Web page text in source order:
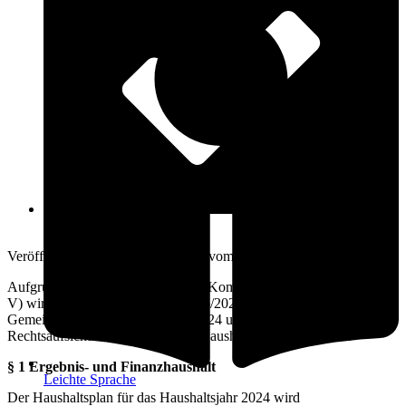
Leichte Sprache
Veröffentlicht am: 25. Januar 2024 vom
Aufgrund des § 45 i.V.m. § 47 der Kommunalverfassung (KV M-
V) wird nach Beschluss Nr. 50-056/2023-01 der
Gemeindevertretung vom 23.01.2024 und nach Vorlage bei der
Rechtsaufsichtsbehörde folgende Haushaltssatzung erlassen:
§ 1 Ergebnis- und Finanzhaushalt
Der Haushaltsplan für das Haushaltsjahr 2024 wird